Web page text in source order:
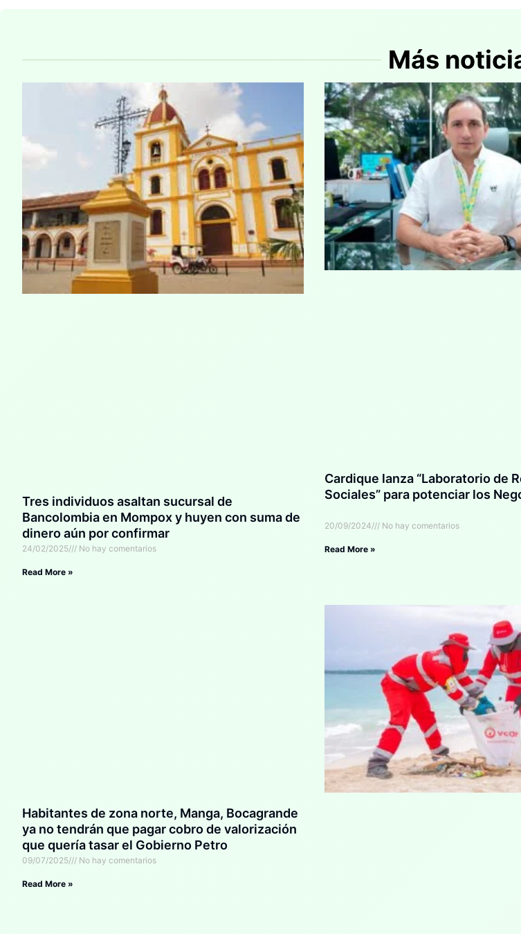
Más
Tres individuos asaltan sucursal de
Bancolombia en Mompox y huyen con suma de
dinero aún por confirmar
24/02/2025 No hay comentarios
Read More »
Cardique lanza “Laboratorio de
Sociales” para potenciar los
20/09/2024 No hay comentarios
Read More »
Habitantes de zona norte, Manga, Bocagrande
ya no tendrán que pagar cobro de valorización
que quería tasar el Gobierno Petro
09/07/2025 No hay comentarios
Read More »